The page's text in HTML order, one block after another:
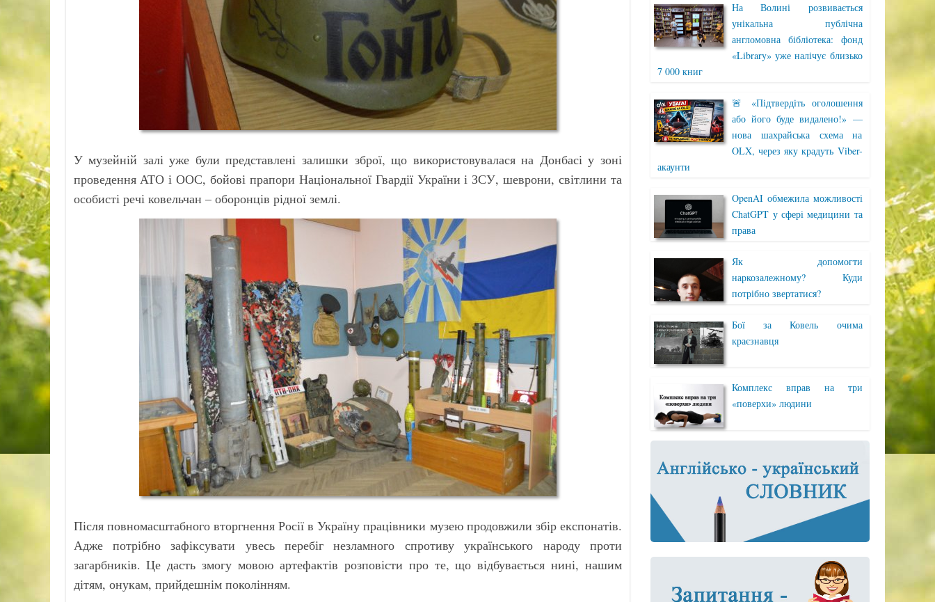
У музейній залі уже були представлені залишки зброї, що використовувалася на Донбасі у зоні
проведення АТО і ООС, бойові прапори Національної Гвардії України і ЗСУ, шеврони, світлини та
особисті речі ковельчан – оборонців рідної землі.
Після повномасштабного вторгнення Росії в Україну працівники музею продовжили збір експонатів.
Адже потрібно зафіксувати увесь перебіг незламного спротиву українського народу проти
загарбників. Це дасть змогу мовою артефактів розповісти про те, що відбувається нині, нашим
дітям, онукам, прийдешнім поколінням.
На Волині розвивається
унікальна публічна
англомовна бібліотека: фонд
«Library» уже налічує близько
7 000 книг
🚨 «Підтвердіть оголошення
або його буде видалено!» —
нова шахрайська схема на
OLX, через яку крадуть Viber-
акаунти
OpenAI обмежила можливості
ChatGPT у сфері медицини та
права
Як допомогти
наркозалежному? Куди
потрібно звертатися?
Бої за Ковель очима
краєзнавця
Комплекс вправ на три
«поверхи» людини